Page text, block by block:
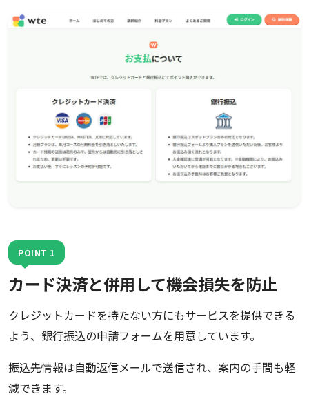
POINT 1
カード決済と併用して機会損失を防止
クレジットカードを持たない方にもサービスを提供できる
よう、銀行振込の申請フォームを用意しています。
振込先情報は自動返信メールで送信され、案内の手間も軽
減できます。